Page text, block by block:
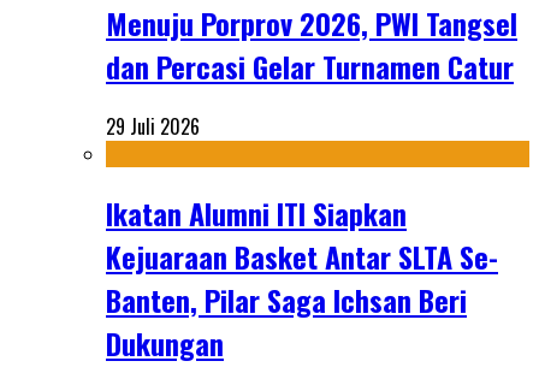
Menuju Porprov 2026, PWI Tangsel
dan Percasi Gelar Turnamen Catur
29 Juli 2026
Ikatan Alumni ITI Siapkan
Kejuaraan Basket Antar SLTA Se-
Banten, Pilar Saga Ichsan Beri
Dukungan